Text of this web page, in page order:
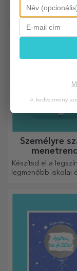
Személyre
Készítsd el a
legmenőbb iskolai
A kedvezmény